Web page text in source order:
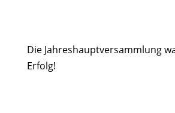
Die Jahreshauptversammlung
Erfolg!